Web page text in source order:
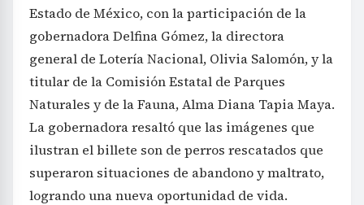
Estado de México, con la participación de la
gobernadora Delfina Gómez, la directora
general de Lotería Nacional, Olivia Salomón, y la
titular de la Comisión Estatal de Parques
Naturales y de la Fauna, Alma Diana Tapia Maya.
La gobernadora resaltó que las imágenes que
ilustran el billete son de perros rescatados que
superaron situaciones de abandono y maltrato,
logrando una nueva oportunidad de vida.